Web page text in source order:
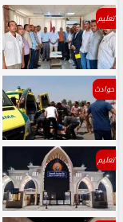
تعليم
حوادث
تعليم